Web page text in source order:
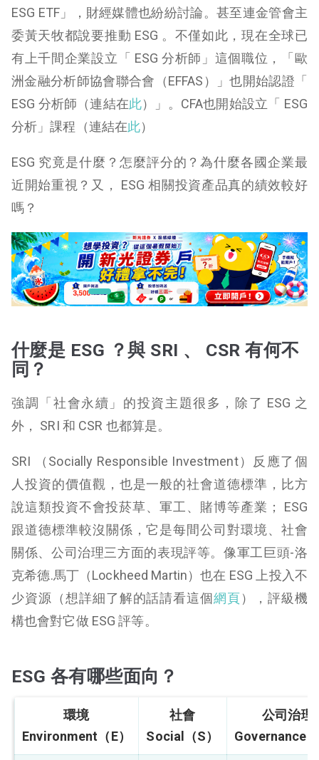
創新製程：已降低污染為目的，成本也降低
這下你都明白了嗎？所以你怎麼看 ESG 呢？
ESG ETF」，財經媒體也紛紛討論。甚至連金管會主
委黃天牧都說要推動 ESG 。 不僅如此，現在全球已
有上千間企業設立「 ESG 分析師」這個職位，「 歐
洲金融分析師協會聯合會（EFFAS）」也開始認證「
ESG 分析師（連結在此）」。CFA也開始設立「 ESG
分析」課程（連結在此）
ESG 究竟是什麼？怎麼評分的？為什麼各國企業最
近開始重視？又， ESG 相關投資產品真的績效較好
嗎？
什麼是 ESG ？與 SRI 、 CSR 有何不
同？
強調「社會永續」的投資主題很多，除了 ESG 之
外， SRI 和 CSR 也都算是。
SRI （ Socially Responsible Investment）反應了個
人投資的價值觀，也是一般的社會道德標準，比方
說這類投資不會投菸草、軍工、賭博等產業；
ESG
跟道德標準較沒關係，它是每間公司對環境、社會
關係、公司治理三方面的表現評等。像軍工巨頭-洛
克希德.馬丁（Lockheed Martin）也在 ESG 上投入不
少資源（想詳細了解的話請看這個網頁），評級機
構也會對它做 ESG 評等。
ESG 各有哪些面向？
環境
Environment（E）
社會
Social（S）
公司治理
Governance